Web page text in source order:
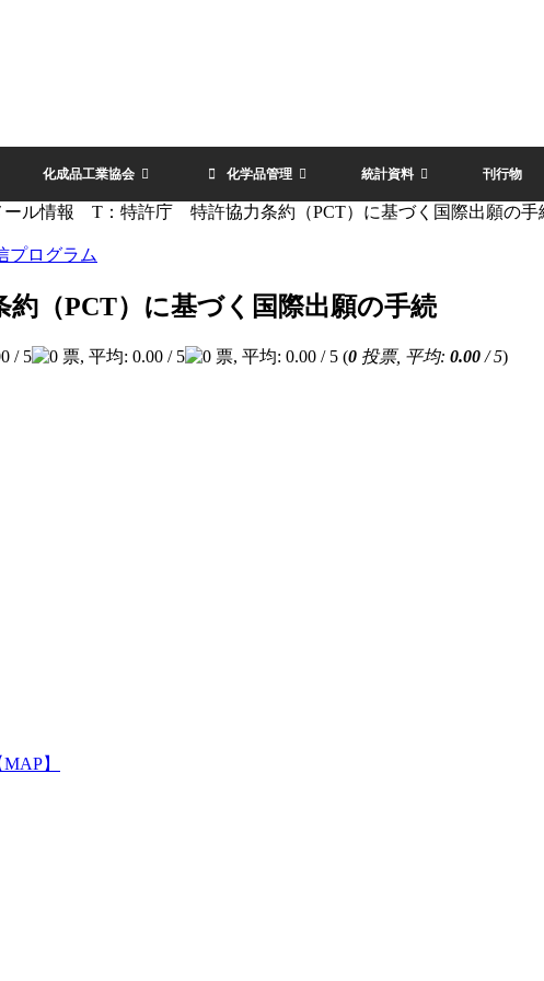
化成品工業協会 化学品管理 統計資料 刊行物
ール情報 T：特許庁 特許協力条約（PCT）に基づく国際出願の手
プログラム
（PCT）に基づく国際出願の手続
(0 投票, 平均: 0.00 / 5)
MAP】